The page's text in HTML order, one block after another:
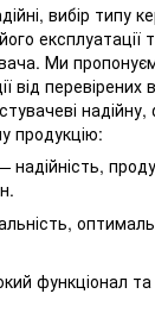
вибір типу
експлуатації
Ми
від перевірених
надійну,
продукцію:
надійність,
функціонал та